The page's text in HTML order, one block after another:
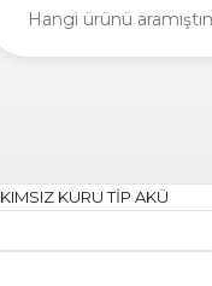
KURU TİP AKÜ